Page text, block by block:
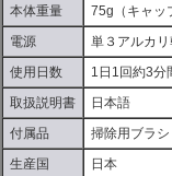
本体重量
75g（キャッ
電源
単３アルカ
使用日数
1日1回約3分
取扱説明書
日本語
付属品
掃除用ブラシ
生産国
日本